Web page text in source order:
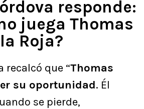
responde:
juega Thomas
Roja?
recalcó que “Thomas
su oportunidad. Él
se pierde,